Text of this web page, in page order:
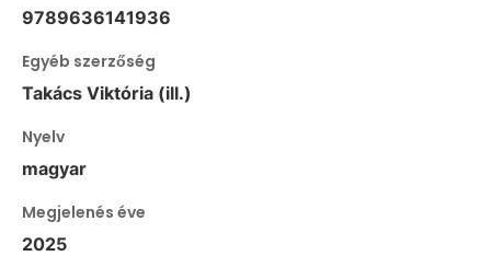
9789636141936
Egyéb szerzőség
Takács Viktória (ill.)
Nyelv
magyar
Megjelenés éve
2025